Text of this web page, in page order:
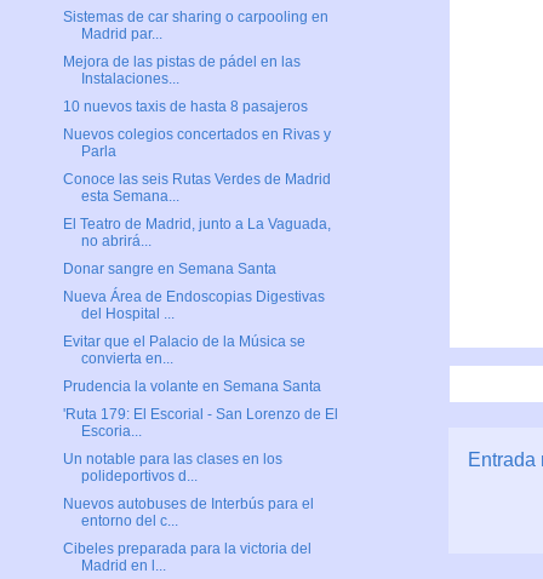
Entrada
Sistemas de car sharing o carpooling en
Madrid par...
Mejora de las pistas de pádel en las
Instalaciones...
10 nuevos taxis de hasta 8 pasajeros
Nuevos colegios concertados en Rivas y
Parla
Conoce las seis Rutas Verdes de Madrid
esta Semana...
El Teatro de Madrid, junto a La Vaguada,
no abrirá...
Donar sangre en Semana Santa
Nueva Área de Endoscopias Digestivas
del Hospital ...
Evitar que el Palacio de la Música se
convierta en...
Prudencia la volante en Semana Santa
'Ruta 179: El Escorial - San Lorenzo de El
Escoria...
Un notable para las clases en los
polideportivos d...
Nuevos autobuses de Interbús para el
entorno del c...
Cibeles preparada para la victoria del
Madrid en l...